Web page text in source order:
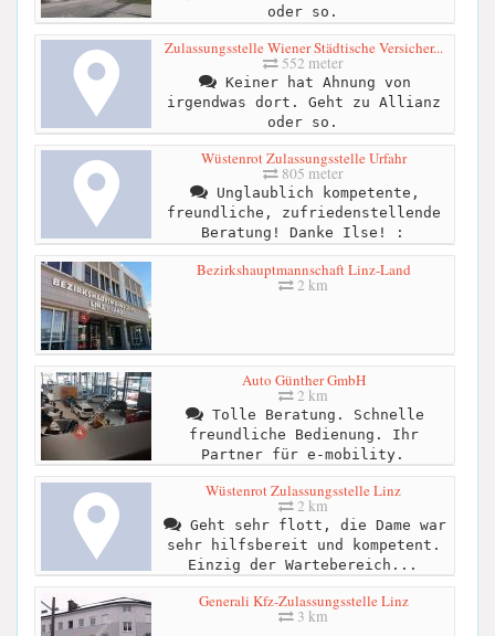
oder so.
Zulassungsstelle Wiener Städtische Versicher...
552 meter
Keiner hat Ahnung von
irgendwas dort. Geht zu Allianz
oder so.
Wüstenrot Zulassungsstelle Urfahr
805 meter
Unglaublich kompetente,
freundliche, zufriedenstellende
Beratung! Danke Ilse! :
Bezirkshauptmannschaft Linz-Land
2 km
Auto Günther GmbH
2 km
Tolle Beratung. Schnelle
freundliche Bedienung. Ihr
Partner für e-mobility.
Wüstenrot Zulassungsstelle Linz
2 km
Geht sehr flott, die Dame war
sehr hilfsbereit und kompetent.
Einzig der Wartebereich...
Generali Kfz-Zulassungsstelle Linz
3 km